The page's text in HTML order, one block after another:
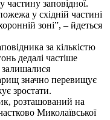
заповідної.
у східній частині
зоні”, – йдеться
за кількістю
дедалі частіше
залишалися
значно перевищує
зростати.
розташований на
Миколаївської